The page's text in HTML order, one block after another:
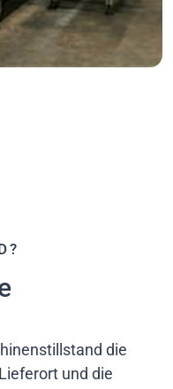
die
und die